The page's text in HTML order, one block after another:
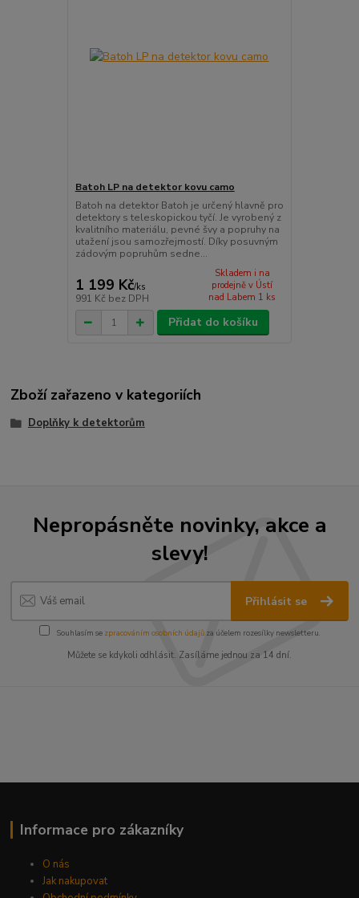
Batoh LP na detektor kovu camo
Batoh na detektor Batoh je určený hlavně pro
detektory s teleskopickou tyčí. Je vyrobený z
kvalitního materiálu, pevné švy a popruhy na
utažení jsou samozřejmostí. Díky posuvným
zádovým popruhům sedne...
1 199 Kč/ks
991 Kč bez DPH
Skladem i na
prodejně v Ústí
nad Labem 1 ks
Přidat do košíku
Zboží zařazeno v kategoriích
Doplňky k detektorům
Nepropásněte novinky, akce a
slevy!
Přihlásit se
Souhlasím se zpracováním osobních údajůza účelem rozesílky newsletteru.
Můžete se kdykoli odhlásit. Zasíláme jednou za 14 dní.
Informace pro zákazníky
O nás
Jak nakupovat